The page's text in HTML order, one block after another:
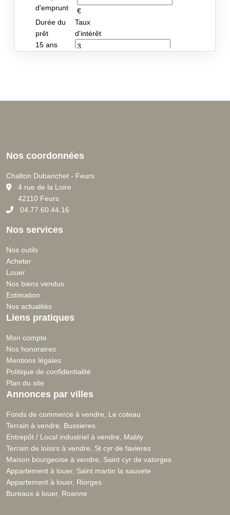
Nos coordonnées
Chalton Dubanchet - Feurs
4 rue de la Loire
42110 Feurs
04.77.60.44.16
Nos services
Nos outils
Acheter
Louer
Nos biens vendus
Estimation
Nos actualités
Liens pratiques
Mon compte
Nos honoraires
Mentions légales
Politique de confidentialité
Plan du site
Annonces par villes
Fonds de commerce à vendre, Le coteau
Terrain à vendre, Bussieres
Entrepôt / Local industriel à vendre, Mably
Terrain de loisirs à vendre, St cyr de favieres
Maison bourgeoise à vendre, Saint cyr de valorges
Appartement à louer, Saint martin la sauvete
Appartement à louer, Riorges
Bureaux à louer, Roanne